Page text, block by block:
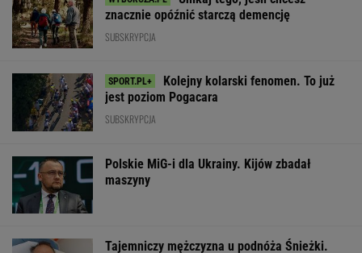
znacznie opóźnić starczą demencję
SUBSKRYPCJA
Kolejny kolarski fenomen. To już
jest poziom Pogacara
SUBSKRYPCJA
Polskie MiG-i dla Ukrainy. Kijów zbadał
maszyny
Tajemniczy mężczyzna u podnóża Śnieżki.